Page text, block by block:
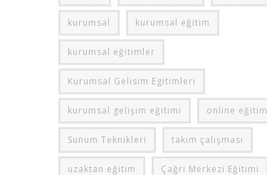
kurumsal kurumsal eğitim
kurumsal eğitimler
Kurumsal Gelisim Egitimleri
kurumsal gelişim eğitimi online eğitim
Sunum Teknikleri takım çalışması
uzaktan eğitim Çağrı Merkezi Eğitimi